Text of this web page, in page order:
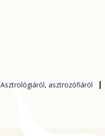
Asztrológiáról, asztrozófiáról